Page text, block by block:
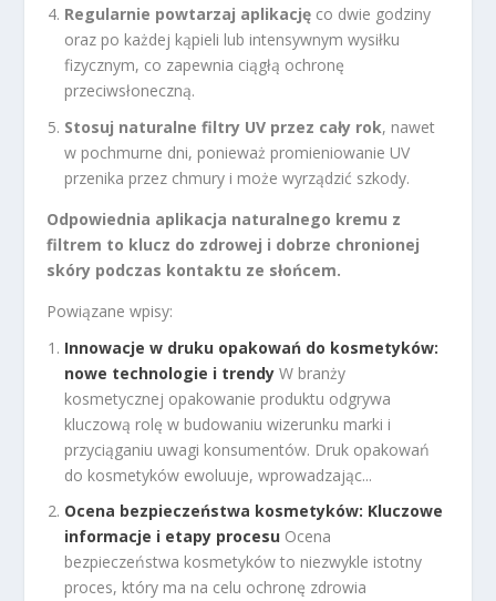
Regularnie powtarzaj aplikację co dwie godziny
oraz po każdej kąpieli lub intensywnym wysiłku
fizycznym, co zapewnia ciągłą ochronę
przeciwsłoneczną.
Stosuj naturalne filtry UV przez cały rok, nawet
w pochmurne dni, ponieważ promieniowanie UV
przenika przez chmury i może wyrządzić szkody.
Odpowiednia aplikacja naturalnego kremu z
filtrem to klucz do zdrowej i dobrze chronionej
skóry podczas kontaktu ze słońcem.
Powiązane wpisy:
Innowacje w druku opakowań do kosmetyków:
nowe technologie i trendy W branży
kosmetycznej opakowanie produktu odgrywa
kluczową rolę w budowaniu wizerunku marki i
przyciąganiu uwagi konsumentów. Druk opakowań
do kosmetyków ewoluuje, wprowadzając...
Ocena bezpieczeństwa kosmetyków: Kluczowe
informacje i etapy procesu Ocena
bezpieczeństwa kosmetyków to niezwykle istotny
proces, który ma na celu ochronę zdrowia